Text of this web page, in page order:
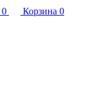
0 Корзина 0